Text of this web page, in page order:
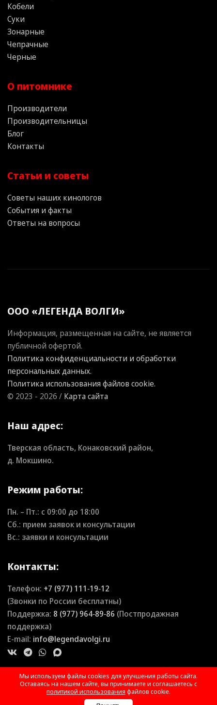
Кобели
Суки
Зонарные
Чепрачные
Черные
О питомнике
Производители
Производительницы
Блог
Контакты
Статьи и советы
Советы наших кинологов
События и факты
Ответы на вопросы
ООО «ЛЕГЕНДА ВОЛГИ»
Информация, размещенная на сайте, не является
публичной офертой.
Политика конфиденциальности и обработки
персональных данных.
Политика использования файлов cookie.
© 2023 - 2026 / Карта сайта
Наш адрес:
Тверская область, Конаковский район,
д. Мокшино.
Режим работы:
Пн. – Пт.: с 09:00 до 18:00
Сб.: прием заявок и консультации
Вс.: заявки и консультации
Контакты:
Телефон: +7 (977) 111‑19‑12
(Звонки по России бесплатны)
Поддержка: 8 (977) 964‑89‑86 (Постпродажная
поддержка)
E-mail: info@legendavolgi.ru
Мы используем файлы cookies для улучшения работы сайта.
Оставаясь на нашем сайте, вы принимаете и соглашаетесь с
политикой использования файлов cookie.